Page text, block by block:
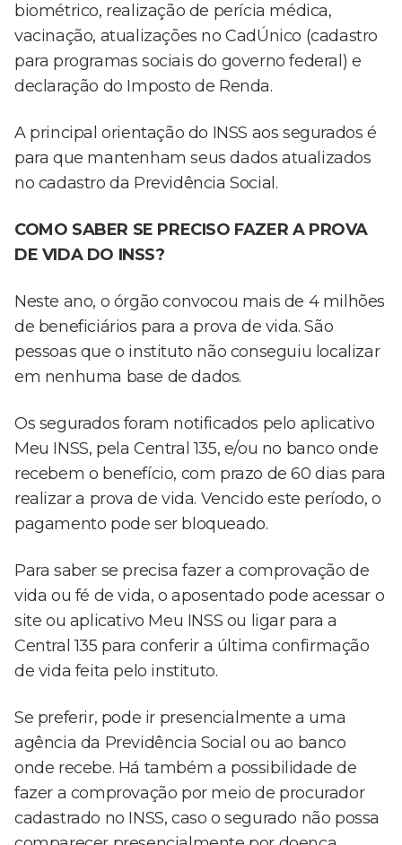
biométrico, realização de perícia médica,
vacinação, atualizações no CadÚnico (cadastro
para programas sociais do governo federal) e
declaração do Imposto de Renda.
A principal orientação do INSS aos segurados é
para que mantenham seus dados atualizados
no cadastro da Previdência Social.
COMO SABER SE PRECISO FAZER A PROVA
DE VIDA DO INSS?
Neste ano, o órgão convocou mais de 4 milhões
de beneficiários para a prova de vida. São
pessoas que o instituto não conseguiu localizar
em nenhuma base de dados.
Os segurados foram notificados pelo aplicativo
Meu INSS, pela Central 135, e/ou no banco onde
recebem o benefício, com prazo de 60 dias para
realizar a prova de vida. Vencido este período, o
pagamento pode ser bloqueado.
Para saber se precisa fazer a comprovação de
vida ou fé de vida, o aposentado pode acessar o
site ou aplicativo Meu INSS ou ligar para a
Central 135 para conferir a última confirmação
de vida feita pelo instituto.
Se preferir, pode ir presencialmente a uma
agência da Previdência Social ou ao banco
onde recebe. Há também a possibilidade de
fazer a comprovação por meio de procurador
cadastrado no INSS, caso o segurado não possa